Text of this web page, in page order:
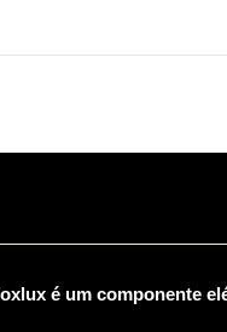
é um componente